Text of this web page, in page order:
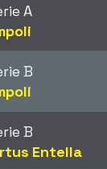
A
B
B
Entella